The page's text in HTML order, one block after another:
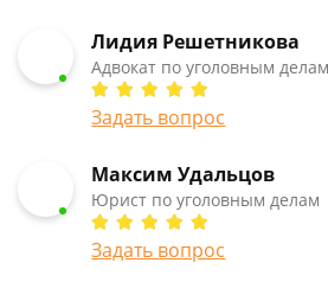
Лидия Решетникова
Адвокат по уголовным делам
Задать вопрос
Максим Удальцов
Юрист по уголовным делам
Задать вопрос